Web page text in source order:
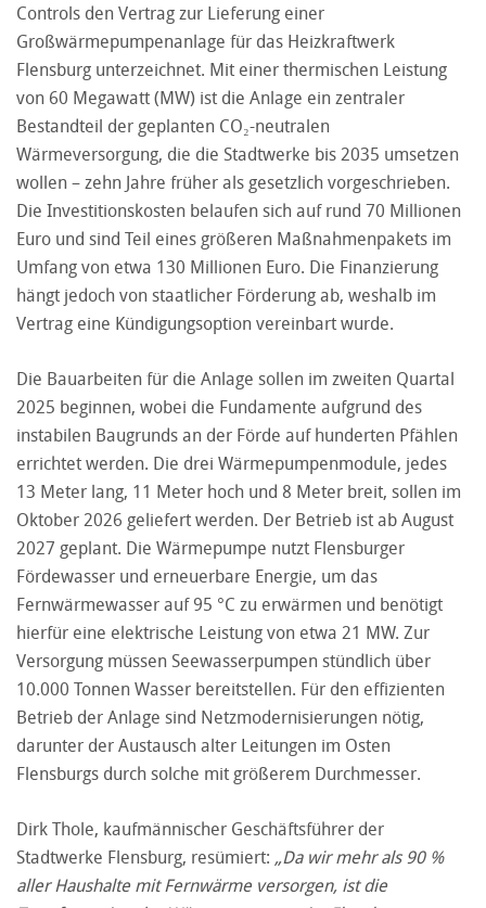
Controls den Vertrag zur Lieferung einer
Großwärmepumpenanlage für das Heizkraftwerk
Flensburg unterzeichnet. Mit einer thermischen Leistung
von 60 Megawatt (MW) ist die Anlage ein zentraler
Bestandteil der geplanten CO₂-neutralen
Wärmeversorgung, die die Stadtwerke bis 2035 umsetzen
wollen – zehn Jahre früher als gesetzlich vorgeschrieben.
Die Investitionskosten belaufen sich auf rund 70 Millionen
Euro und sind Teil eines größeren Maßnahmenpakets im
Umfang von etwa 130 Millionen Euro. Die Finanzierung
hängt jedoch von staatlicher Förderung ab, weshalb im
Vertrag eine Kündigungsoption vereinbart wurde.
Die Bauarbeiten für die Anlage sollen im zweiten Quartal
2025 beginnen, wobei die Fundamente aufgrund des
instabilen Baugrunds an der Förde auf hunderten Pfählen
errichtet werden. Die drei Wärmepumpenmodule, jedes
13 Meter lang, 11 Meter hoch und 8 Meter breit, sollen im
Oktober 2026 geliefert werden. Der Betrieb ist ab August
2027 geplant. Die Wärmepumpe nutzt Flensburger
Fördewasser und erneuerbare Energie, um das
Fernwärmewasser auf 95 °C zu erwärmen und benötigt
hierfür eine elektrische Leistung von etwa 21 MW. Zur
Versorgung müssen Seewasserpumpen stündlich über
10.000 Tonnen Wasser bereitstellen. Für den effizienten
Betrieb der Anlage sind Netzmodernisierungen nötig,
darunter der Austausch alter Leitungen im Osten
Flensburgs durch solche mit größerem Durchmesser.
Dirk Thole, kaufmännischer Geschäftsführer der
Stadtwerke Flensburg, resümiert: „Da wir mehr als 90 %
aller Haushalte mit Fernwärme versorgen, ist die